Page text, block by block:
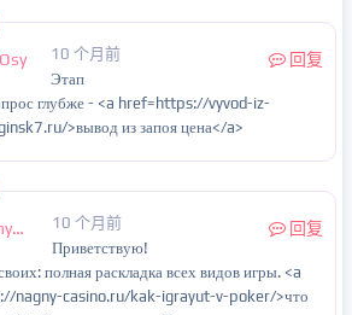
回复
10 个月前
Этап
глубже - <a href=https://vyvod-iz-
>вывод из запоя цена</a>
回复
Wendellanync
10 个月前
Приветствую!
полная раскладка всех видов игры. <a
nagny-casino.ru/kak-igrayut-v-poker/>что